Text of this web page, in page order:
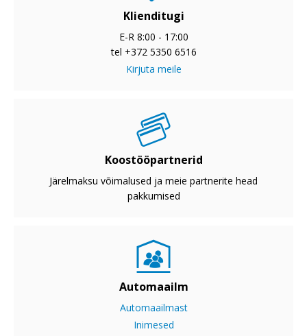
Klienditugi
E-R 8:00 - 17:00
tel +372 5350 6516
Kirjuta meile
Koostööpartnerid
Järelmaksu võimalused ja meie partnerite head
pakkumised
Automaailm
Automaailmast
Inimesed